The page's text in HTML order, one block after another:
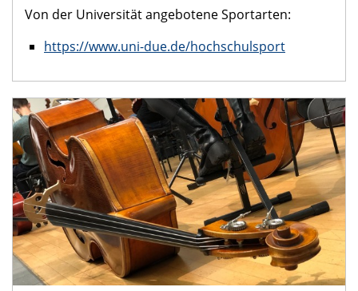
Von der Universität angebotene Sportarten:
https://www.uni-due.de/hochschulsport